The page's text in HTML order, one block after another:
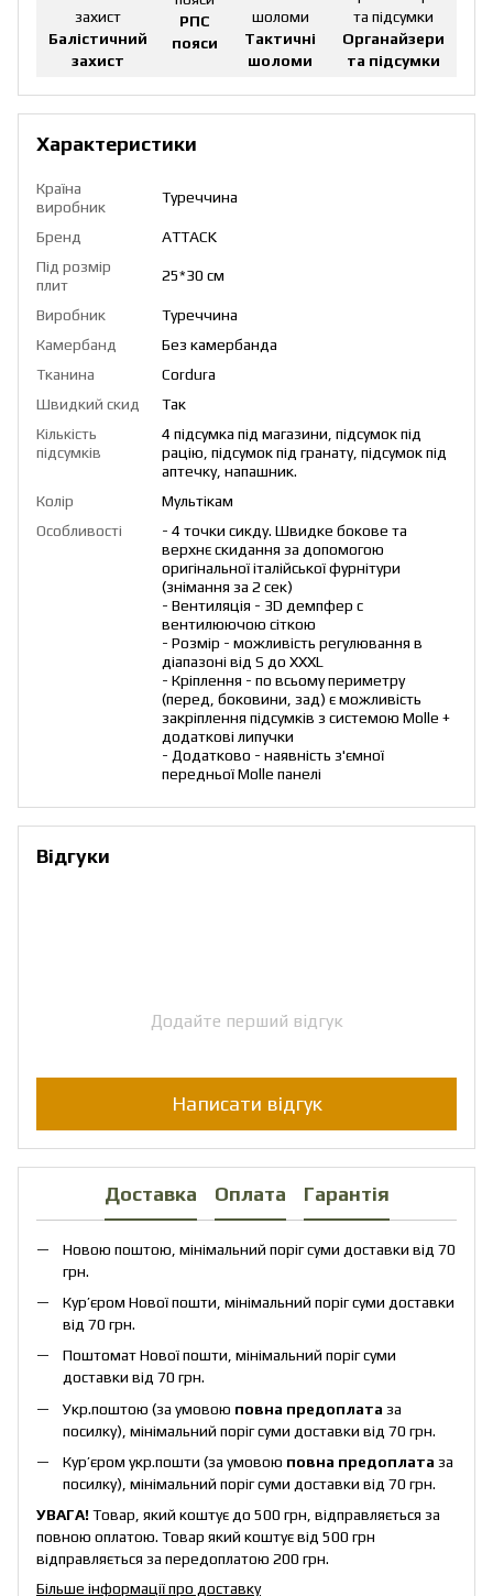
Балістичний
захист
РПС
пояси
Тактичні
шоломи
Органайзери
та підсумки
Характеристики
Країна
виробник
Туреччина
Бренд
ATTACK
Під розмір
плит
25*30 см
Виробник
Туреччина
Камербанд
Без камербанда
Тканина
Cordura
Швидкий скид
Так
Кількість
підсумків
4 підсумка під магазини, підсумок під
рацію, підсумок під гранату, підсумок під
аптечку, напашник.
Колір
Мультікам
Особливості
- 4 точки сикду. Швидке бокове та
верхнє скидання за допомогою
оригінальної італійської фурнітури
(знімання за 2 сек)
- Вентиляція - 3D демпфер с
вентилюючою сіткою
- Розмір - можливість регулювання в
діапазоні від S до XXXL
- Кріплення - по всьому периметру
(перед, боковини, зад) є можливість
закріплення підсумків з системою Molle +
додаткові липучки
- Додатково - наявність з'ємної
передньої Molle панелі
Відгуки
Додайте перший відгук
Написати відгук
Доставка Оплата Гарантія
Новою поштою, мінімальний поріг суми доставки від 70
грн.
Кур’єром Нової пошти, мінімальний поріг суми доставки
від 70 грн.
Поштомат Нової пошти, мінімальний поріг суми
доставки від 70 грн.
Укр.поштою (за умовою повна предоплата за
посилку), мінімальний поріг суми доставки від 70 грн.
Кур’єром укр.пошти (за умовою повна предоплата за
посилку), мінімальний поріг суми доставки від 70 грн.
УВАГА!Товар, який коштує до 500 грн, відправляється за
повною оплатою. Товар який коштує від 500 грн
відправляється за передоплатою 200 грн.
Більше інформації про доставку